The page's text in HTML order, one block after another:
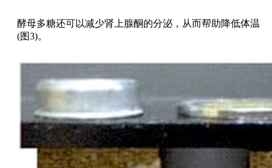
酵母多糖还可以减少肾上腺酮的分泌，从而帮助降低体温
(图3)。